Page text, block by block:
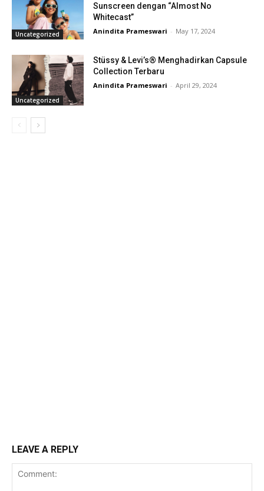
Uncategorized
Sunscreen dengan “Almost No
Whitecast”
Anindita Prameswari - May 17, 2024
Uncategorized
Stüssy & Levi’s® Menghadirkan Capsule
Collection Terbaru
Anindita Prameswari - April 29, 2024
LEAVE A REPLY